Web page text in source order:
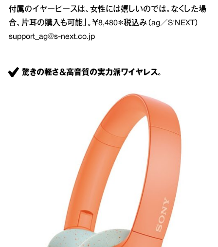
付属のイヤーピースは、女性には嬉しいのでは。なくした場
合、片耳の購入も可能」。￥8,480＊税込み（ag／S'NEXT）
support_ag@s-next.co.jp
驚きの軽さ＆高音質の実力派ワイヤレス。